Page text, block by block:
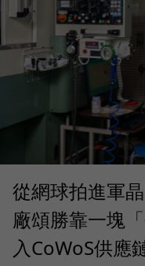
從網球拍進軍
廠頌勝靠一塊
入CoWoS供應